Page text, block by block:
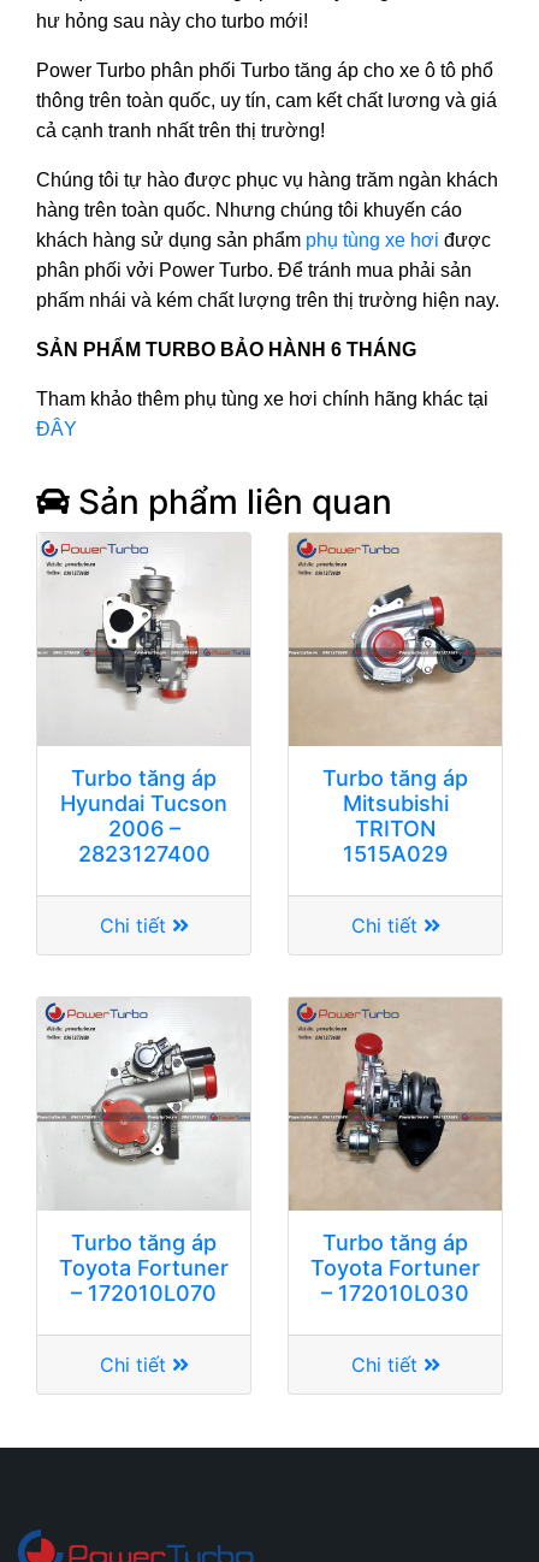
hư hỏng sau này cho turbo mới!
Power Turbo phân phối Turbo tăng áp cho xe ô tô phổ
thông trên toàn quốc, uy tín, cam kết chất lương và giá
cả cạnh tranh nhất trên thị trường!
Chúng tôi tự hào được phục vụ hàng trăm ngàn khách
hàng trên toàn quốc. Nhưng chúng tôi khuyến cáo
khách hàng sử dụng sản phẩm phụ tùng xe hơi được
phân phối vởi Power Turbo. Để tránh mua phải sản
phấm nhái và kém chất lượng trên thị trường hiện nay.
SẢN PHẨM TURBO BẢO HÀNH 6 THÁNG
Tham khảo thêm phụ tùng xe hơi chính hãng khác tại
ĐÂY
Sản phẩm liên quan
Turbo tăng áp
Hyundai Tucson
2006 –
2823127400
Chi tiết
Turbo tăng áp
Mitsubishi
TRITON
1515A029
Chi tiết
Turbo tăng áp
Toyota Fortuner
– 172010L070
Chi tiết
Turbo tăng áp
Toyota Fortuner
– 172010L030
Chi tiết